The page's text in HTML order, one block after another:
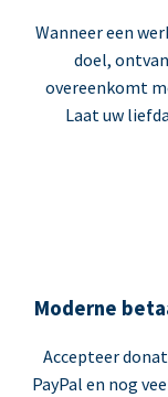
Wanneer een
doel,
overeenkomt
Laat uw
Moderne
Accepteer
PayPal en nog